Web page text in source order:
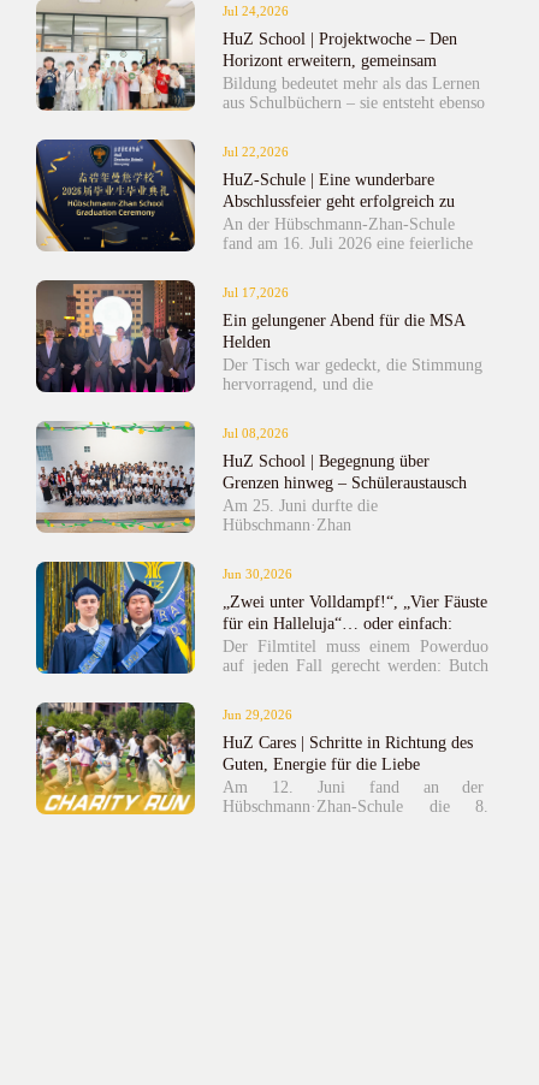
Jul 24,2026
HuZ School | Projektwoche – Den
Horizont erweitern, gemeinsam
wachsen
Bildung bedeutet mehr als das Lernen
aus Schulbüchern – sie entsteht ebenso
16. Juli veranstaltete
die Hübschmann·Zhan Schooleine
zweitägige Projektwoche. Mit einem
vielfältigen Angebot an
praxisorientierten Aktivitäten wurden
Unterricht hinaus zu entwickeln und
Neugier, Freundlichkeit,
Selbstvertrauen sowie Freude am
Entdecken zu entfalten.
Jul 22,2026
HuZ-Schule | Eine wunderbare
Abschlussfeier geht erfolgreich zu
Ende
An der Hübschmann-Zhan-Schule
fand am 16. Juli 2026 eine feierliche
und Familien kamen zusammen, um
gemeinsam auf die Entwicklung und
die Erfolge der Schülerinnen und
Schüler zurückzublicken. Die warme
Atmosphäre und der festliche Rahmen
verliehen diesem besonderen Moment
hinterließen wertvolle Erinnerungen
an die gemeinsame Schulzeit.
Jul 17,2026
Ein gelungener Abend für die MSA
Helden
Der Tisch war gedeckt, die Stimmung
hervorragend, und die
Abschluss erfolgreich gemeistert und
sich diesen besonderen Abend mehr als
verdient.
Jul 08,2026
HuZ School | Begegnung über
Grenzen hinweg – Schüleraustausch
mit der französischen Schule Les
Chartreux
Am 25. Juni durfte die
Hübschmann·Zhan
Schule Les Chartreux willkommen
heißen. Mit ihrem Besuch begann ein
zweitägiger Austausch, der die
Freundschaft zwischen den beiden
Schulen weiter vertiefte. Bereits im
Vorfeld hatten die Lernenden der 6.
Kontakt zu ihren französischen
Partnern aufgenommen. Dadurch
wurde das erste persönliche Treffen zu
einem besonderen Erlebnis, auf das
sich alle mit großer Vorfreude
vorbereitet hatten.
Jun 30,2026
„Zwei unter Volldampf!“, „Vier Fäuste
für ein Halleluja“… oder einfach:
„Zwei rocken das GIB!“
Der Filmtitel muss einem Powerduo
auf jeden Fall gerecht werden: Butch
und Huckleberry Finn – nun hat auch
die DSSY ihre eigene Buddy-Story!
Jun 29,2026
HuZ Cares | Schritte in Richtung des
Guten, Energie für die Liebe
Am 12. Juni fand an der
Hübschmann·Zhan-Schule die 8.